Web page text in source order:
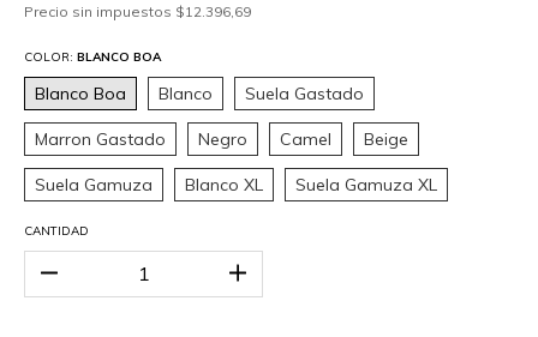
Precio sin impuestos $12.396,69
COLOR: BLANCO BOA
Blanco Boa Blanco Suela Gastado
Marron Gastado Negro Camel Beige
Suela Gamuza Blanco XL Suela Gamuza XL
CANTIDAD